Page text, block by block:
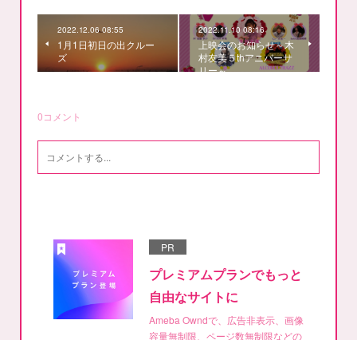
2022.12.06 08:55
1月1日初日の出クルー
ズ
2022.11.10 08:16
上映会のお知らせ～木
村友美５thアニバーサ
リー～
0コメント
PR
プレミアムプランでもっと
自由なサイトに
Ameba Owndで、広告非表示、画像
容量無制限、ページ数無制限などの